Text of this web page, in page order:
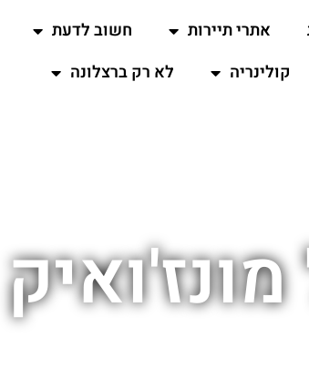
אתרי תיירות חשוב לדעת
קולינריה
לא רק ברצלונה